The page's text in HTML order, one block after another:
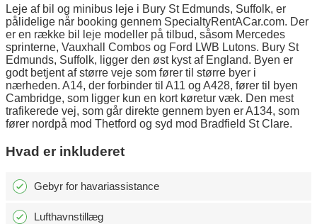
Leje af bil og minibus leje i Bury St Edmunds, Suffolk, er
pålidelige når booking gennem SpecialtyRentACar.com. Der
er en række bil leje modeller på tilbud, såsom Mercedes
sprinterne, Vauxhall Combos og Ford LWB Lutons. Bury St
Edmunds, Suffolk, ligger den øst kyst af England. Byen er
godt betjent af større veje som fører til større byer i
nærheden. A14, der forbinder til A11 og A428, fører til byen
Cambridge, som ligger kun en kort køretur væk. Den mest
trafikerede vej, som går direkte gennem byen er A134, som
fører nordpå mod Thetford og syd mod Bradfield St Clare.
Hvad er inkluderet
Gebyr for havariassistance
Lufthavnstillæg